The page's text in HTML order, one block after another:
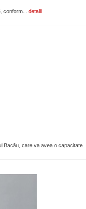
conform... detalii
Bacău, care va avea o capacitate...